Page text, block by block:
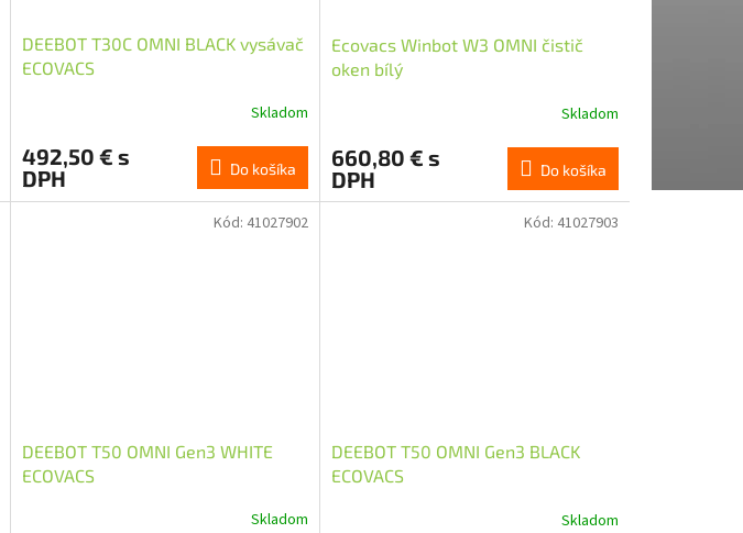
DEEBOT T30C OMNI BLACK vysávač
ECOVACS
Skladom
492,50 € s
DPH
Do košíka
Ecovacs Winbot W3 OMNI čistič
oken bílý
Skladom
660,80 € s
DPH
Do košíka
DEEBOT T50 OMNI Gen3 WHITE
ECOVACS
Skladom
Kód: 41027902
DEEBOT T50 OMNI Gen3 BLACK
ECOVACS
Skladom
Kód: 41027903